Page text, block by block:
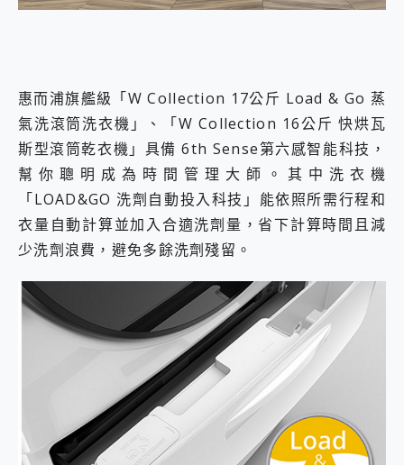
惠而浦旗艦級「W Collection 17公斤 Load & Go 蒸
氣洗滾筒洗衣機」、「W Collection 16公斤 快烘瓦
斯型滾筒乾衣機」具備 6th Sense第六感智能科技，
幫你聰明成為時間管理大師。其中洗衣機
「LOAD&GO 洗劑自動投入科技」能依照所需行程和
衣量自動計算並加入合適洗劑量，省下計算時間且減
少洗劑浪費，避免多餘洗劑殘留。